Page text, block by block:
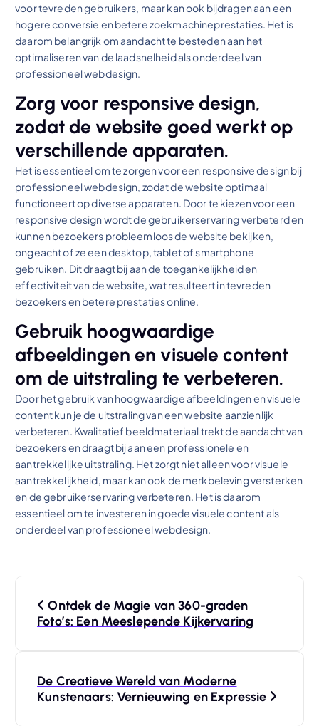
voor tevreden gebruikers, maar kan ook bijdragen aan een
hogere conversie en betere zoekmachineprestaties. Het is
daarom belangrijk om aandacht te besteden aan het
optimaliseren van de laadsnelheid als onderdeel van
professioneel webdesign.
Zorg voor responsive design,
zodat de website goed werkt op
verschillende apparaten.
Het is essentieel om te zorgen voor een responsive design bij
professioneel webdesign, zodat de website optimaal
functioneert op diverse apparaten. Door te kiezen voor een
responsive design wordt de gebruikerservaring verbeterd en
kunnen bezoekers probleemloos de website bekijken,
ongeacht of ze een desktop, tablet of smartphone
gebruiken. Dit draagt bij aan de toegankelijkheid en
effectiviteit van de website, wat resulteert in tevreden
bezoekers en betere prestaties online.
Gebruik hoogwaardige
afbeeldingen en visuele content
om de uitstraling te verbeteren.
Door het gebruik van hoogwaardige afbeeldingen en visuele
content kun je de uitstraling van een website aanzienlijk
verbeteren. Kwalitatief beeldmateriaal trekt de aandacht van
bezoekers en draagt bij aan een professionele en
aantrekkelijke uitstraling. Het zorgt niet alleen voor visuele
aantrekkelijkheid, maar kan ook de merkbeleving versterken
en de gebruikerservaring verbeteren. Het is daarom
essentieel om te investeren in goede visuele content als
onderdeel van professioneel webdesign.
Ontdek de Magie van 360-graden
Foto’s: Een Meeslepende Kijkervaring
De Creatieve Wereld van Moderne
Kunstenaars: Vernieuwing en Expressie